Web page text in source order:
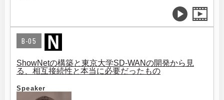
B-05
ShowNetの構築と東京大学SD-WANの開発から見
る、相互接続性と本当に必要だったもの
Speaker